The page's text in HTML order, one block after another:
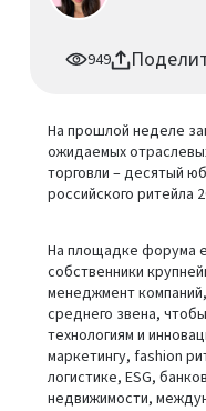
949
На прошлой неделе
ожидаемых
торговли – десятый
российского ритейла
На площадке форума
собственники
менеджмент
среднего звена,
технологиям и
маркетингу, fashion
логистике, ESG,
недвижимости,